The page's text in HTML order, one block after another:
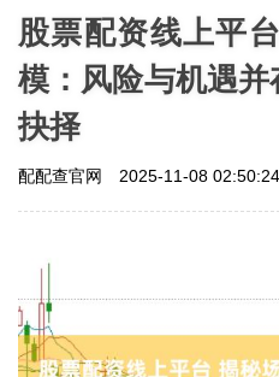
股票配资线上平
模：风险与机遇
抉择
配配查官网 2025-11-08 02:50:24